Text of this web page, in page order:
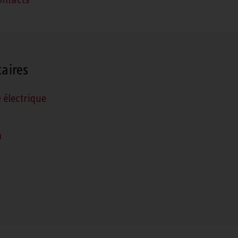
électrique